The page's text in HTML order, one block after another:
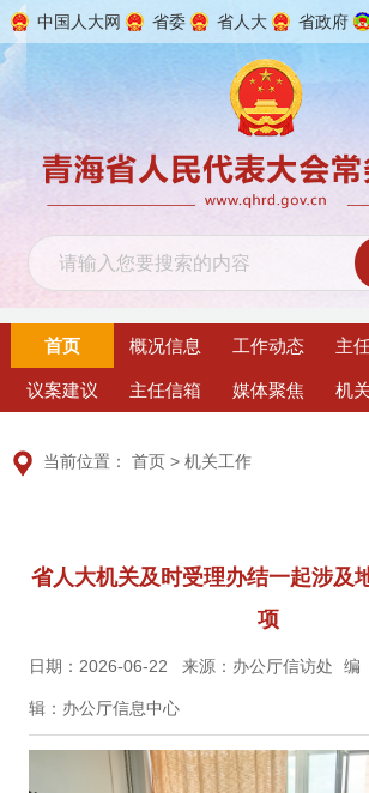
中国人大网 省委 省人大 省政府
首页 概况信息 工作动态 主
议案建议 主任信箱 媒体聚焦 机
当前位置：首页 >机关工作
省人大机关及时受理办结一起涉及
项
日期：2026-06-22 来源：办公厅信访处 编
辑：办公厅信息中心